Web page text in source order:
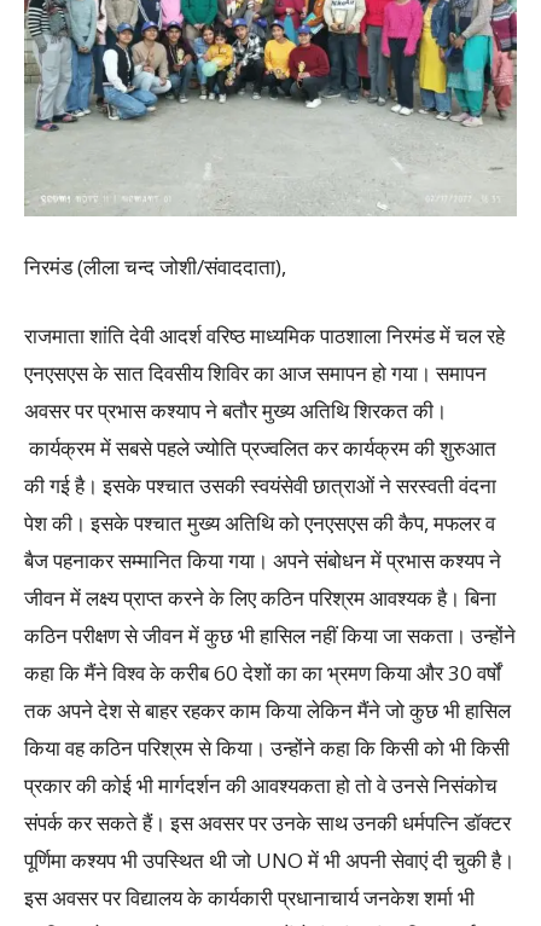
निरमंड (लीला चन्द जोशी/संवाददाता),
राजमाता शांति देवी आदर्श वरिष्ठ माध्यमिक पाठशाला निरमंड में चल रहे
एनएसएस के सात दिवसीय शिविर का आज समापन हो गया। समापन
अवसर पर प्रभास कश्याप ने बतौर मुख्य अतिथि शिरकत की।
कार्यक्रम में सबसे पहले ज्योति प्रज्वलित कर कार्यक्रम की शुरुआत
की गई है। इसके पश्चात उसकी स्वयंसेवी छात्राओं ने सरस्वती वंदना
पेश की। इसके पश्चात मुख्य अतिथि को एनएसएस की कैप, मफलर व
बैज पहनाकर सम्मानित किया गया। अपने संबोधन में प्रभास कश्यप ने
जीवन में लक्ष्य प्राप्त करने के लिए कठिन परिश्रम आवश्यक है। बिना
कठिन परीक्षण से जीवन में कुछ भी हासिल नहीं किया जा सकता। उन्होंने
कहा कि मैंने विश्व के करीब 60 देशों का का भ्रमण किया और 30 वर्षों
तक अपने देश से बाहर रहकर काम किया लेकिन मैंने जो कुछ भी हासिल
किया वह कठिन परिश्रम से किया। उन्होंने कहा कि किसी को भी किसी
प्रकार की कोई भी मार्गदर्शन की आवश्यकता हो तो वे उनसे निसंकोच
संपर्क कर सकते हैं। इस अवसर पर उनके साथ उनकी धर्मपत्नि डॉक्टर
पूर्णिमा कश्यप भी उपस्थित थी जो UNO में भी अपनी सेवाएं दी चुकी है।
इस अवसर पर विद्यालय के कार्यकारी प्रधानाचार्य जनकेश शर्मा भी